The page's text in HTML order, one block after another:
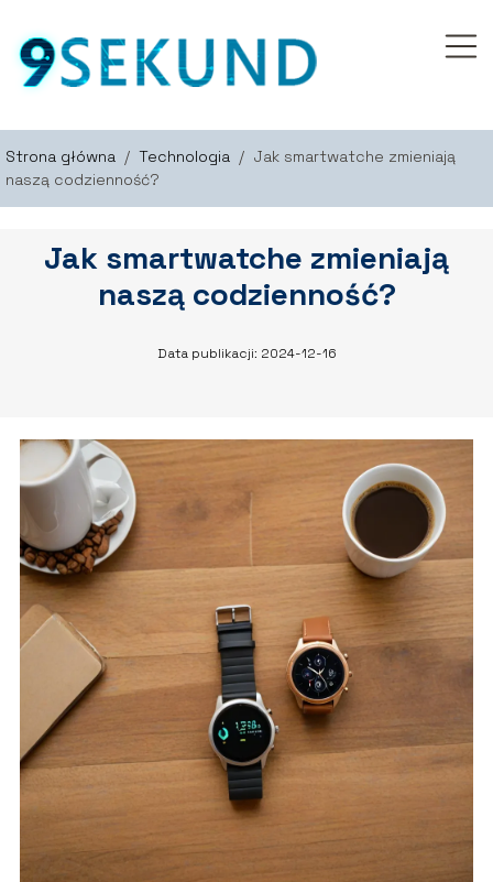
Strona główna / Technologia / Jak smartwatche zmieniają
naszą codzienność?
Jak smartwatche zmieniają
naszą codzienność?
Data publikacji: 2024-12-16